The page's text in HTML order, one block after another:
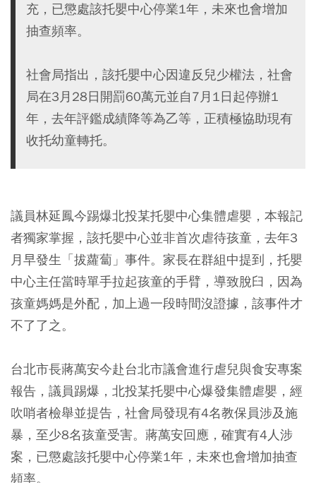
充，已懲處該托嬰中心停業1年，未來也會增加
抽查頻率。
社會局指出，該托嬰中心因違反兒少權法，社會
局在3月28日開罰60萬元並自7月1日起停辦1
年，去年評鑑成績降等為乙等，正積極協助現有
收托幼童轉托。
議員林延鳳今踢爆北投某托嬰中心集體虐嬰，本報記
者獨家掌握，該托嬰中心並非首次虐待孩童，去年3
月早發生「拔蘿蔔」事件。家長在群組中提到，托嬰
中心主任當時單手拉起孩童的手臂，導致脫臼，因為
孩童媽媽是外配，加上過一段時間沒證據，該事件才
不了了之。
台北市長蔣萬安今赴台北市議會進行虐兒與食安專案
報告，議員踢爆，北投某托嬰中心爆發集體虐嬰，經
吹哨者檢舉並提告，社會局發現有4名教保員涉及施
暴，至少8名孩童受害。蔣萬安回應，確實有4人涉
案，已懲處該托嬰中心停業1年，未來也會增加抽查
頻率。